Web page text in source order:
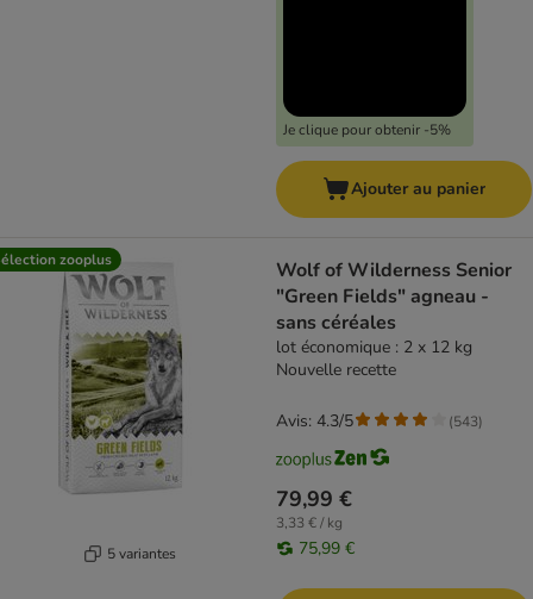
Je clique pour obtenir -5%
Ajouter au panier
zooplus
5 variantes
Wolf of Wilderness Senior
"Green Fields" agneau -
sans céréales
lot économique : 2 x 12 kg
Nouvelle recette
79,99 €
3,33 € / kg
75,99 €
Avis: 4.3/5 (543)